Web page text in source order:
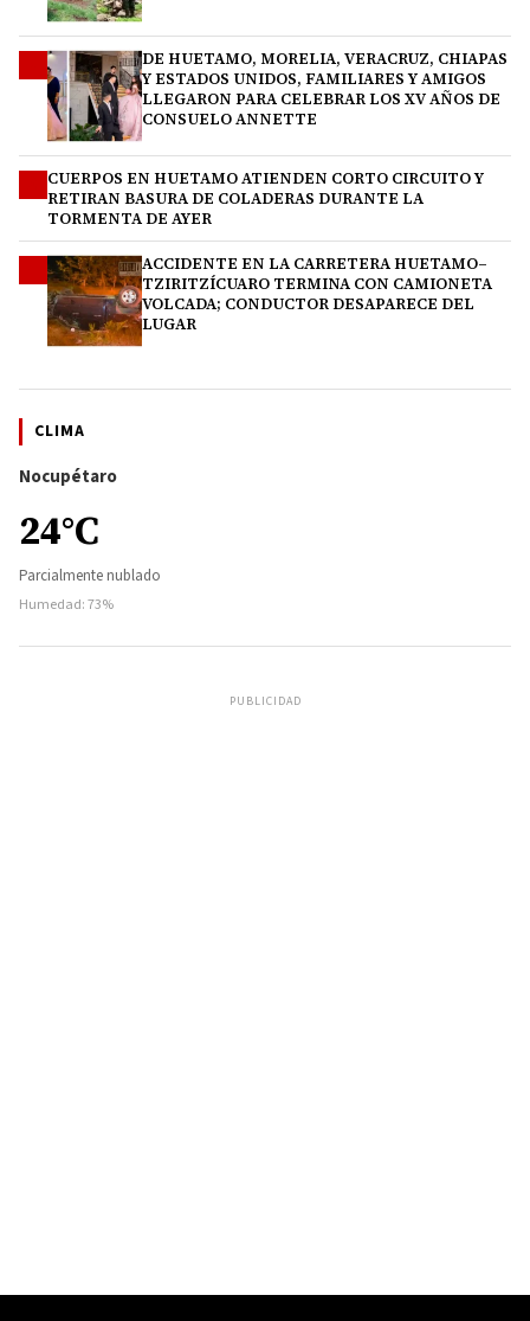
DE HUETAMO, MORELIA, VERACRUZ, CHIAPAS
Y ESTADOS UNIDOS, FAMILIARES Y AMIGOS
LLEGARON PARA CELEBRAR LOS XV AÑOS DE
CONSUELO ANNETTE
CUERPOS EN HUETAMO ATIENDEN CORTO CIRCUITO Y
RETIRAN BASURA DE COLADERAS DURANTE LA
TORMENTA DE AYER
ACCIDENTE EN LA CARRETERA HUETAMO–
TZIRITZÍCUARO TERMINA CON CAMIONETA
VOLCADA; CONDUCTOR DESAPARECE DEL
LUGAR
CLIMA
Nocupétaro
24°C
Parcialmente nublado
Humedad: 73%
PUBLICIDAD